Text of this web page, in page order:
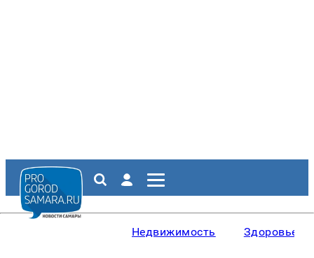
Недвижимость Здоровье